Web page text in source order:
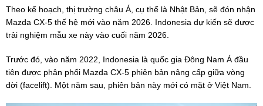
Theo kế hoạch, thị trường châu Á, cụ thể là Nhật Bản, sẽ đón nhận
Mazda CX-5 thế hệ mới vào năm 2026. Indonesia dự kiến sẽ được
trải nghiệm mẫu xe này vào cuối năm 2026.
Trước đó, vào năm 2022, Indonesia là quốc gia Đông Nam Á đầu
tiên được phân phối Mazda CX-5 phiên bản nâng cấp giữa vòng
đời (facelift). Một năm sau, phiên bản này mới có mặt ở Việt Nam.